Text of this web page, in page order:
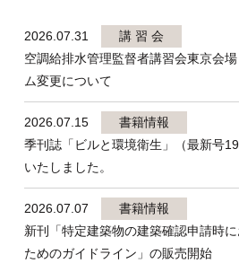
2026.07.31
講 習 会
空調給排水管理監督者講習会東京会
ム変更について
2026.07.15
書籍情報
季刊誌「ビルと環境衛生」（最新号
いたしました。
2026.07.07
書籍情報
新刊「特定建築物の建築確認申請時
ためのガイドライン」の販売開始